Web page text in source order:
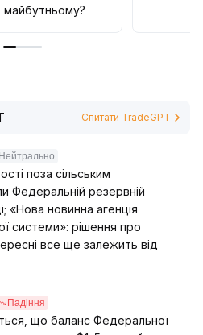
term, it is recommended to track
the trend, while remaining
caused by sentiment reversal
майбутньому?
Спитати TradeGPT
Нейтрально
поза сільським
Федеральній резервній
«Нова новинна агенція
системи»: рішення про
все ще залежить від
Падіння
що баланс Федеральної